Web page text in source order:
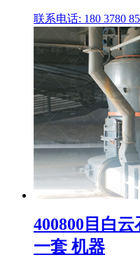
联系电话: 180 3780
400800目白
一套 机器